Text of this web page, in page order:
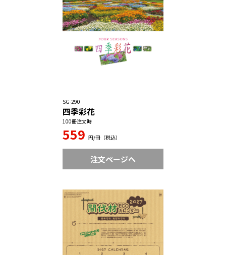
SG-290
四季彩花
100冊注文時
559 円/冊（税込）
注文ページへ